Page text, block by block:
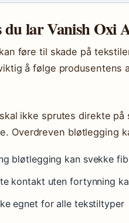
lar Vanish Oxi
føre til skade på
å følge produsentens
ikke sprutes direkte
Overdreven bløtlegging
bløtlegging kan svekke
kontakt uten fortynning
egnet for alle tekstiltyper